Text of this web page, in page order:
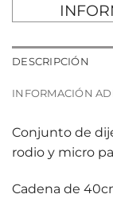
DESCRIPCIÓN
INFORMACIÓN
Conjunto de
rodio y micro
Cadena de